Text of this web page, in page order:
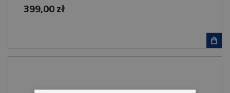
399,00 zł